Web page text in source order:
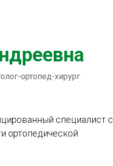
ортопед-хирург
специалист с
ортопедической